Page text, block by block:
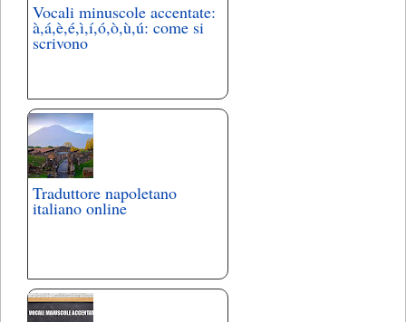
Vocali minuscole accentate:
à,á,è,é,ì,í,ó,ò,ù,ú: come si
scrivono
Traduttore napoletano
italiano online